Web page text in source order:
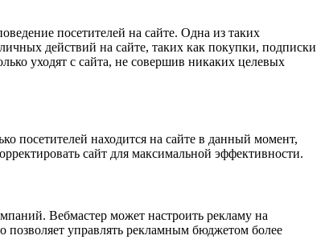
посетителей на сайте. Одна из таких
действий на сайте, таких как покупки, подписки
уходят с сайта, не совершив никаких целевых
посетителей находится на сайте в данный момент,
сайт для максимальной эффективности.
Вебмастер может настроить рекламу на
позволяет управлять рекламным бюджетом более